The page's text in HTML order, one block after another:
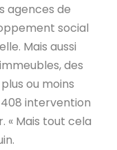
agences de
social
Mais aussi
des
ou moins
intervention
« Mais tout cela